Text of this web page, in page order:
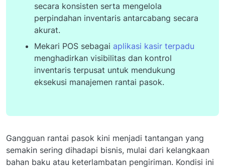
secara konsisten serta mengelola
perpindahan inventaris antarcabang secara
akurat.
Mekari POS sebagai aplikasi kasir terpadu
menghadirkan visibilitas dan kontrol
inventaris terpusat untuk mendukung
eksekusi manajemen rantai pasok.
Gangguan rantai pasok kini menjadi tantangan yang
semakin sering dihadapi bisnis, mulai dari kelangkaan
bahan baku atau keterlambatan pengiriman. Kondisi ini